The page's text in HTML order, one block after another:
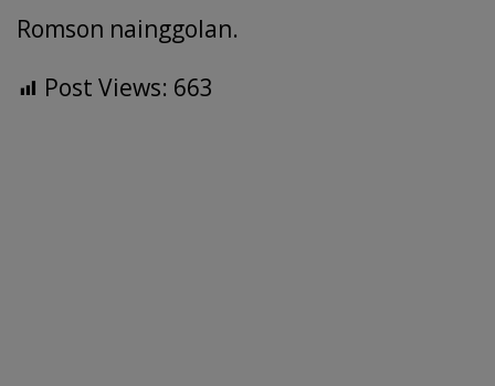
Romson nainggolan.
Post Views: 663